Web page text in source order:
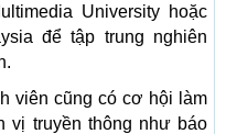
University hoặc
để tập trung nghiên
viên cũng có cơ hội làm
vị truyền thông như báo